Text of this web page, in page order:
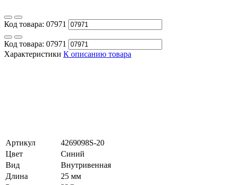
Код товара: 07971
Код товара: 07971
Характеристики К описанию товара
Артикул
4269098S-20
Цвет
Синий
Вид
Внутривенная
Длина
25 мм